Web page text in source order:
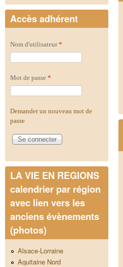
Accès adhérent
Nom d'utilisateur*
Mot de passe *
Demander un nouveau mot de
passe
LA VIE EN REGIONS
calendrier par région
avec lien vers les
anciens évènements
(photos)
Alsace-Lorraine
Aquitaine Nord